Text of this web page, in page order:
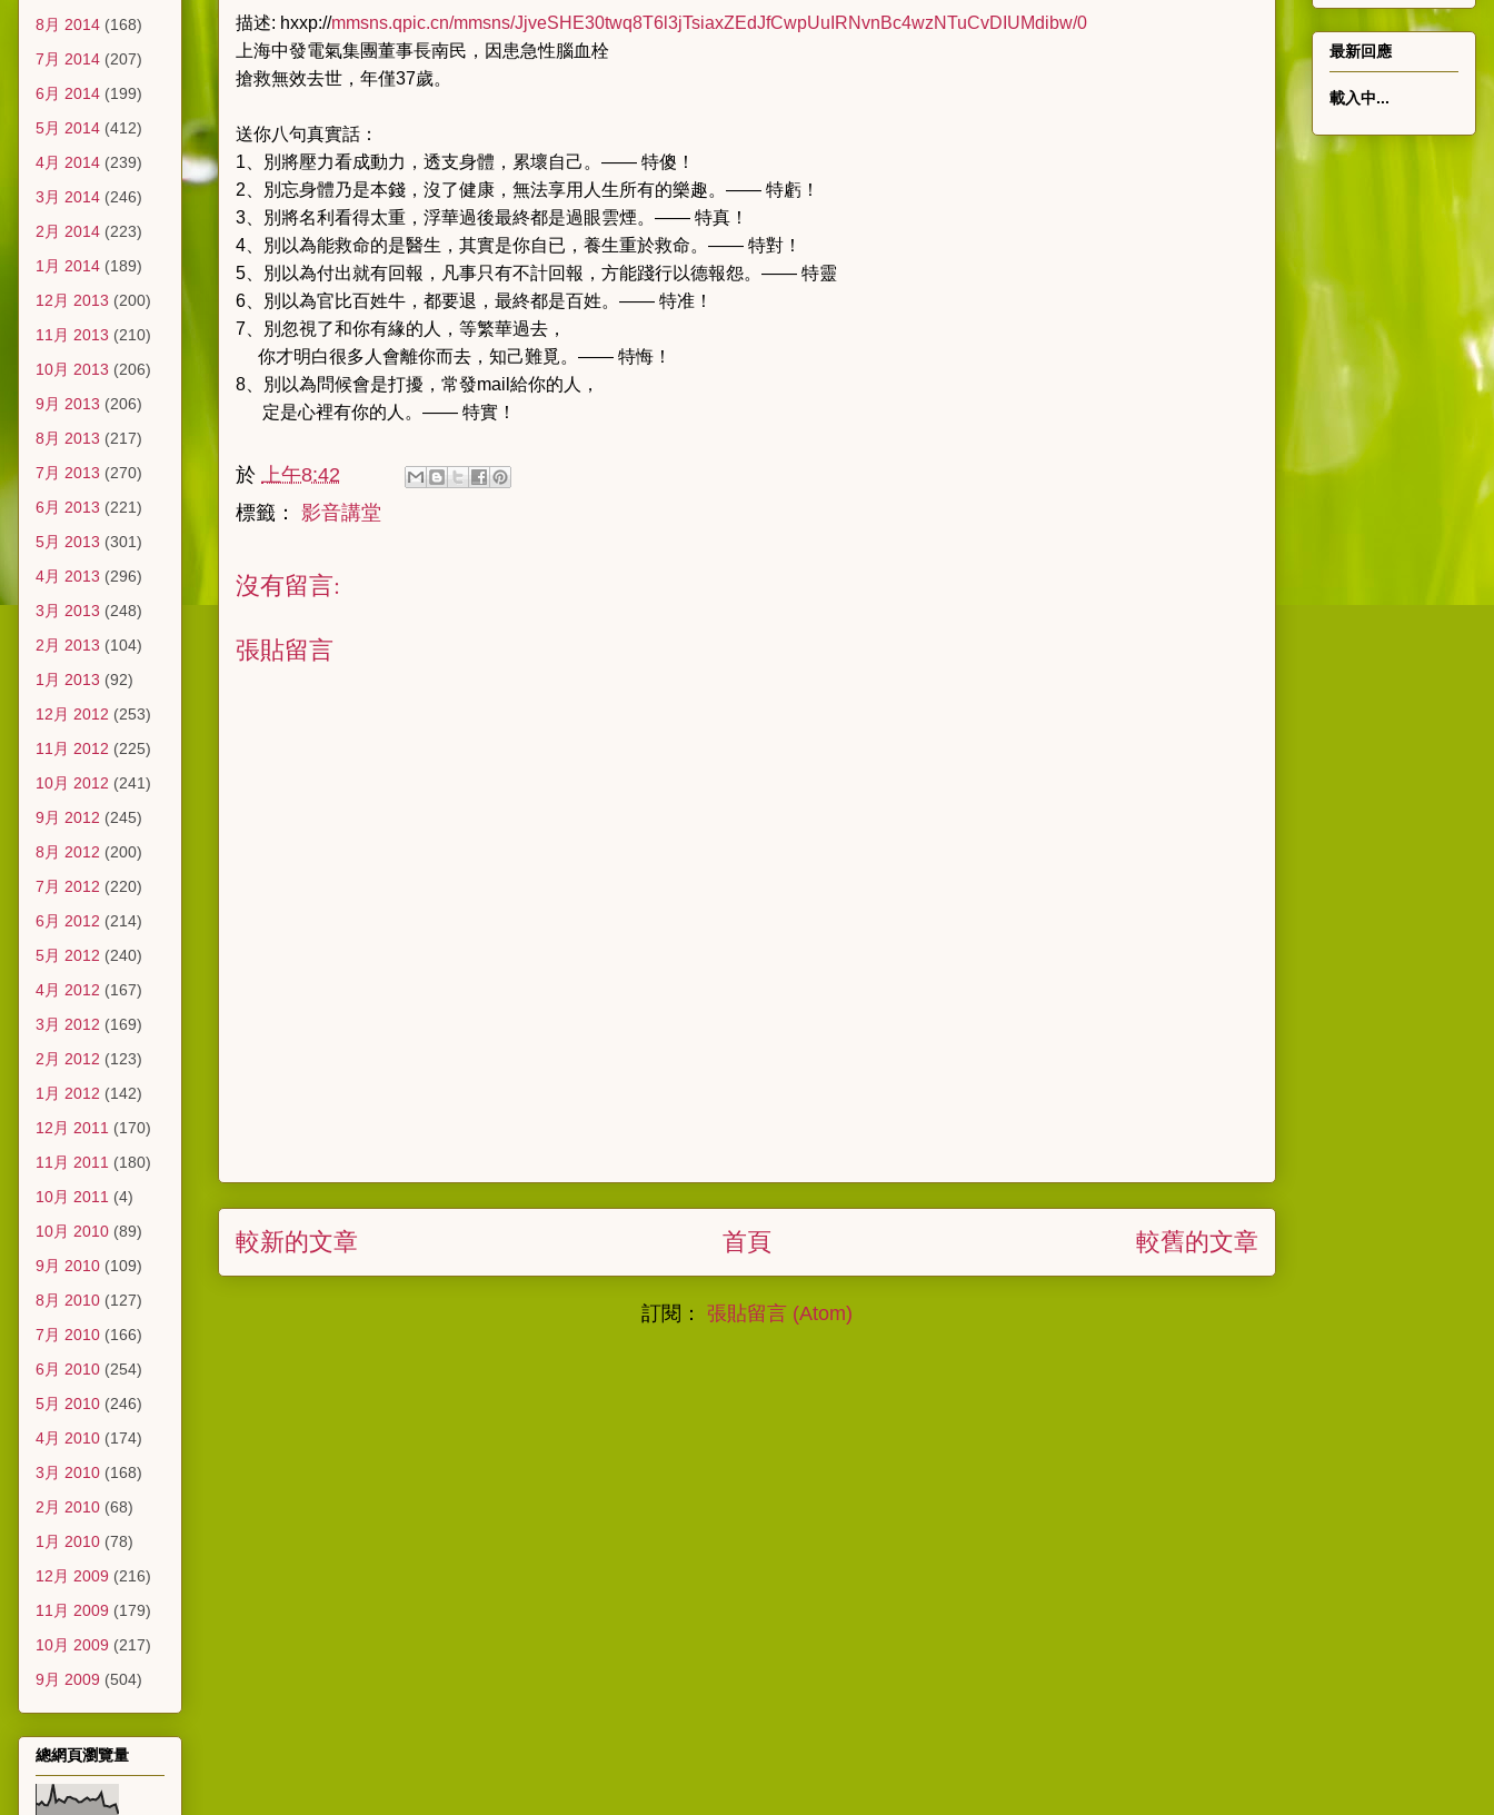
描述: hxxp://mmsns.qpic.cn/mmsns/JjveSHE30twq8T6l3jTsiaxZEdJfCwpUuIRNvnBc4wzNTuCvDIUMdibw/0
上海中發電氣集團董事長南民，因患急性腦血栓
搶救無效去世，年僅37歲。
送你八句真實話：
1、別將壓力看成動力，透支身體，累壞自己。—— 特傻！
2、別忘身體乃是本錢，沒了健康，無法享用人生所有的樂趣。—— 特虧！
3、別將名利看得太重，浮華過後最終都是過眼雲煙。—— 特真！
4、別以為能救命的是醫生，其實是你自已，養生重於救命。—— 特對！
5、別以為付出就有回報，凡事只有不計回報，方能踐行以德報怨。—— 特靈
6、別以為官比百姓牛，都要退，最終都是百姓。—— 特准！
7、別忽視了和你有緣的人，等繁華過去，
你才明白很多人會離你而去，知己難覓。—— 特悔！
8、別以為問候會是打擾，常發mail給你的人，
定是心裡有你的人。—— 特實！
於 上午8:42
標籤： 影音講堂
沒有留言:
張貼留言
較新的文章 較舊的文章
首頁
訂閱： 張貼留言 (Atom)
8月 2014 (168)
7月 2014 (207)
6月 2014 (199)
5月 2014 (412)
4月 2014 (239)
3月 2014 (246)
2月 2014 (223)
1月 2014 (189)
12月 2013 (200)
11月 2013 (210)
10月 2013 (206)
9月 2013 (206)
8月 2013 (217)
7月 2013 (270)
6月 2013 (221)
5月 2013 (301)
4月 2013 (296)
3月 2013 (248)
2月 2013 (104)
1月 2013 (92)
12月 2012 (253)
11月 2012 (225)
10月 2012 (241)
9月 2012 (245)
8月 2012 (200)
7月 2012 (220)
6月 2012 (214)
5月 2012 (240)
4月 2012 (167)
3月 2012 (169)
2月 2012 (123)
1月 2012 (142)
12月 2011 (170)
11月 2011 (180)
10月 2011 (4)
10月 2010 (89)
9月 2010 (109)
8月 2010 (127)
7月 2010 (166)
6月 2010 (254)
5月 2010 (246)
4月 2010 (174)
3月 2010 (168)
2月 2010 (68)
1月 2010 (78)
12月 2009 (216)
11月 2009 (179)
10月 2009 (217)
9月 2009 (504)
總網頁瀏覽量
最新回應
載入中...